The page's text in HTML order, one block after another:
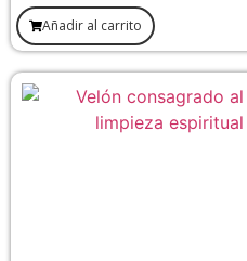
Añadir al carrito